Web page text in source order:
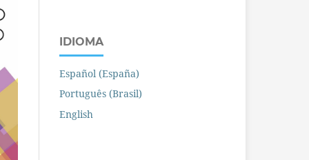
IDIOMA
Español (España)
Português (Brasil)
English